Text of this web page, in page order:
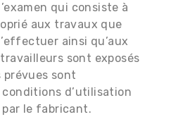
qui consiste à
aux travaux que
ainsi qu’aux
sont exposés
prévues sont
d’utilisation
par le fabricant.